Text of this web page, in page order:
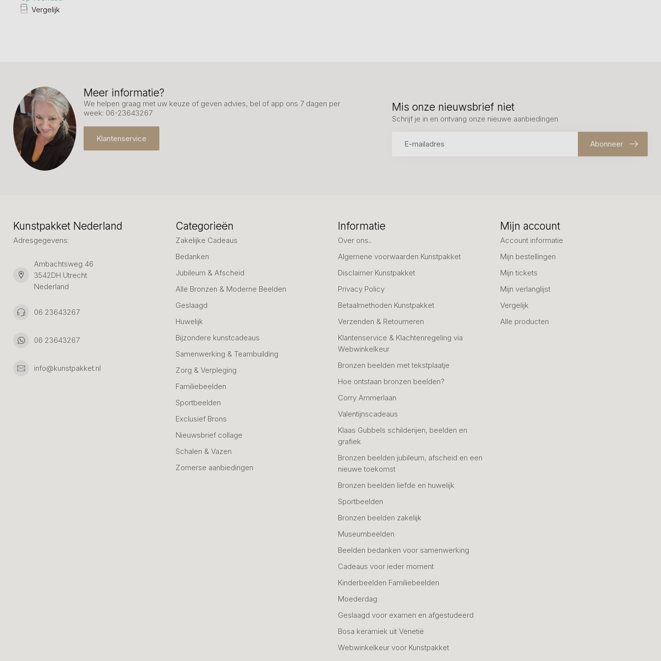
Vergelijk
Meer informatie?
We helpen graag met uw keuze of geven advies, bel of app ons 7 dagen per
week: 06-23643267
Klantenservice
Mis onze nieuwsbrief niet
Schrijf je in en ontvang onze nieuwe aanbiedingen
Abonneer
Kunstpakket Nederland
Adresgegevens:
Ambachtsweg 46
3542DH Utrecht
Nederland
06 23643267
06 23643267
info@kunstpakket.nl
Categorieën
Zakelijke Cadeaus
Bedanken
Jubileum & Afscheid
Alle Bronzen & Moderne Beelden
Geslaagd
Huwelijk
Bijzondere kunstcadeaus
Samenwerking & Teambuilding
Zorg & Verpleging
Familiebeelden
Sportbeelden
Exclusief Brons
Nieuwsbrief collage
Schalen & Vazen
Zomerse aanbiedingen
Informatie
Over ons..
Algemene voorwaarden Kunstpakket
Disclaimer Kunstpakket
Privacy Policy
Betaalmethoden Kunstpakket
Verzenden & Retourneren
Klantenservice & Klachtenregeling via
Webwinkelkeur
Bronzen beelden met tekstplaatje
Hoe ontstaan bronzen beelden?
Corry Ammerlaan
Valentijnscadeaus
Klaas Gubbels schilderijen, beelden en
grafiek
Bronzen beelden jubileum, afscheid en een
nieuwe toekomst
Bronzen beelden liefde en huwelijk
Sportbeelden
Bronzen beelden zakelijk
Museumbeelden
Beelden bedanken voor samenwerking
Cadeaus voor ieder moment
Kinderbeelden Familiebeelden
Moederdag
Geslaagd voor examen en afgestudeerd
Bosa keramiek uit Venetië
Webwinkelkeur voor Kunstpakket
Mijn account
Account informatie
Mijn bestellingen
Mijn tickets
Mijn verlanglijst
Vergelijk
Alle producten